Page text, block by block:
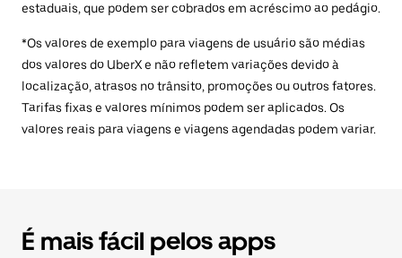
estaduais, que podem ser cobrados em acréscimo ao pedágio.
*Os valores de exemplo para viagens de usuário são médias
dos valores do UberX e não refletem variações devido à
localização, atrasos no trânsito, promoções ou outros fatores.
Tarifas fixas e valores mínimos podem ser aplicados. Os
valores reais para viagens e viagens agendadas podem variar.
É mais fácil pelos apps